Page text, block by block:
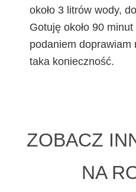
około 3 litrów wody,
Gotuję około 90
podaniem doprawiam
taka konieczność.
ZOBACZ
NA